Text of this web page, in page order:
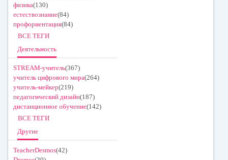
физика(130)
естествознание(84)
профориентация(84)
ВСЕ ТЕГИ
Деятельность
STREAM-учитель(367)
учитель цифрового мира(264)
учитель-мейкер(219)
педагогический дизайн(187)
дистанционное обучение(142)
ВСЕ ТЕГИ
Другие
TeacherDesmos(42)